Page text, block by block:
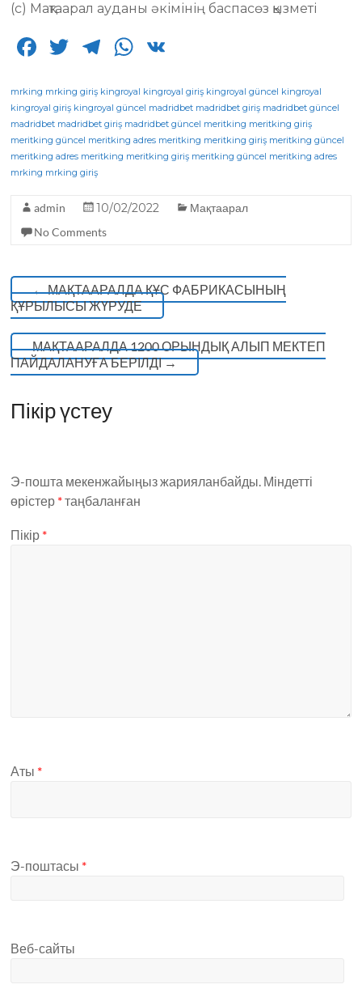
(с) Мақтаарал ауданы әкімінің баспасөз қызметі
F
c
e
b
o
o
k
T
it
te
r
T
e
g
ra
W
a
ts
A
p
mrking mrking giriş kingroyal kingroyal giriş kingroyal güncel kingroyal
kingroyal giriş kingroyal güncel madridbet madridbet giriş madridbet güncel
madridbet madridbet giriş madridbet güncel meritking meritking giriş
meritking güncel meritking adres meritking meritking giriş meritking güncel
meritking adres meritking meritking giriş meritking güncel meritking adres
mrking mrking giriş
admin 10/02/2022
Мақтаарал
No Comments
←МАҚТААРАЛДА ҚҰС ФАБРИКАСЫНЫҢ
ҚҰРЫЛЫСЫ ЖҮРУДЕ
МАҚТААРАЛДА 1200 ОРЫНДЫҚ АЛЫП МЕКТЕП
ПАЙДАЛАНУҒА БЕРІЛДІ→
Пікір үстеу
Э-пошта мекенжайыңыз жарияланбайды. Міндетті
өрістер *таңбаланған
Пікір *
Аты *
Э-поштасы *
Веб-сайты